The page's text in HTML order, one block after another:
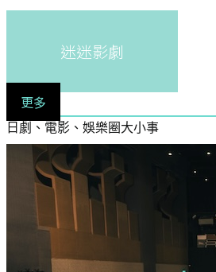
迷迷影劇
更多
日劇、電影、娛樂圈大小事